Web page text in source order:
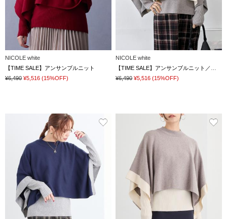
NICOLE white
【TIME SALE】アンサンブルニット
¥6,490 ¥5,516 (15%OFF)
NICOLE white
¥6,490 ¥5,516 (15%OFF)